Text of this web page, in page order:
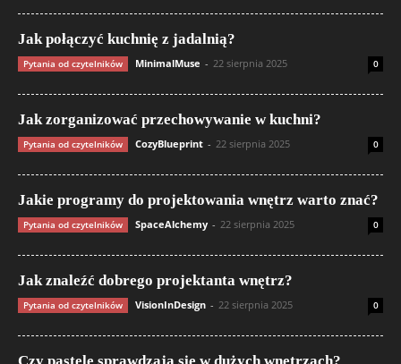
Jak połączyć kuchnię z jadalnią?
Pytania od czytelników MinimalMuse - 22 sierpnia 2025 0
Jak zorganizować przechowywanie w kuchni?
Pytania od czytelników CozyBlueprint - 22 sierpnia 2025 0
Jakie programy do projektowania wnętrz warto znać?
Pytania od czytelników SpaceAlchemy - 22 sierpnia 2025 0
Jak znaleźć dobrego projektanta wnętrz?
Pytania od czytelników VisionInDesign - 22 sierpnia 2025 0